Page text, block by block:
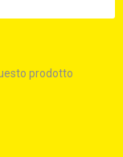
prodotto